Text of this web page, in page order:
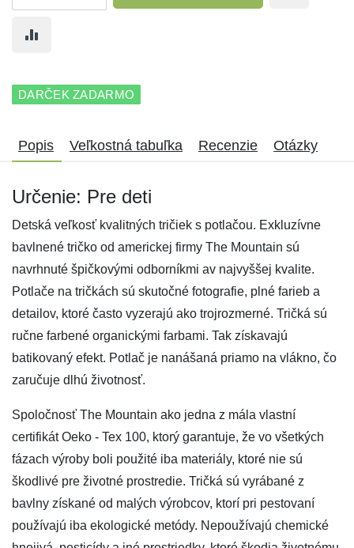
DARČEK ZADARMO
Popis Veľkostná tabuľka Recenzie Otázky
Určenie: Pre deti
Detská veľkosť kvalitných tričiek s potlačou. Exkluzívne
bavlnené tričko od americkej firmy The Mountain sú
navrhnuté špičkovými odborníkmi av najvyššej kvalite.
Potlače na tričkách sú skutočné fotografie, plné farieb a
detailov, ktoré často vyzerajú ako trojrozmerné. Tričká sú
ručne farbené organickými farbami. Tak získavajú
batikovaný efekt. Potlač je nanášaná priamo na vlákno, čo
zaručuje dlhú životnosť.
Spoločnosť The Mountain ako jedna z mála vlastní
certifikát Oeko - Tex 100, ktorý garantuje, že vo všetkých
fázach výroby boli použité iba materiály, ktoré nie sú
škodlivé pre životné prostredie. Tričká sú vyrábané z
bavlny získané od malých výrobcov, ktorí pri pestovaní
používajú iba ekologické metódy. Nepoužívajú chemické